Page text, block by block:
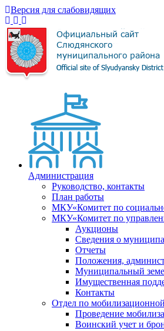
Версия для слабовидящих
Администрация
Руководство, контакты
План работы
МКУ«Комитет по
МКУ«Комитет по
Аукционы
Сведения о
Отчеты
Положения,
Муниципальный
Имущественная
Контакты
Отдел по
Проведение
Воинский учет и